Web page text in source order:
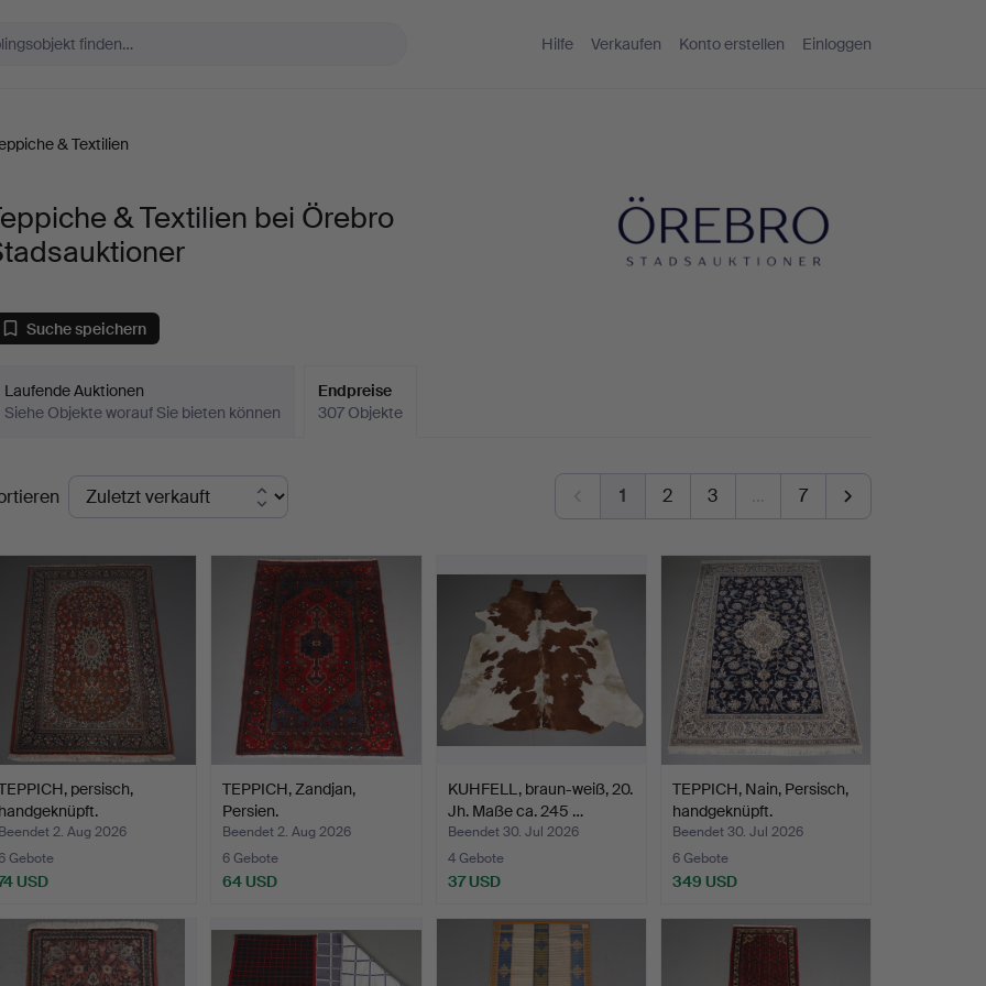
Hilfe Verkaufen Konto erstellen Einloggen
& Textilien
& Textilien bei Örebro
Suche speichern
Laufende Auktionen
Siehe Objekte worauf Sie bieten können
Endpreise
307 Objekte
Endpreise
1 2 3 … 7
persisch,
handgeknüpft.
Beendet 2. Aug 2026
Gebote
USD
TEPPICH, Zandjan,
Persien.
Beendet 2. Aug 2026
6 Gebote
64 USD
KUHFELL, braun-weiß, 20.
Jh. Maße ca. 245 …
Beendet 30. Jul 2026
4 Gebote
37 USD
TEPPICH, Nain, Persisch,
handgeknüpft.
Beendet 30. Jul 2026
6 Gebote
349 USD